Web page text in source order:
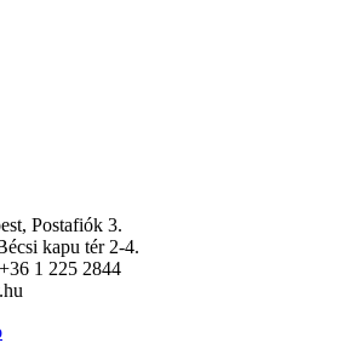
Postafiók 3.
kapu tér 2-4.
1 225 2844